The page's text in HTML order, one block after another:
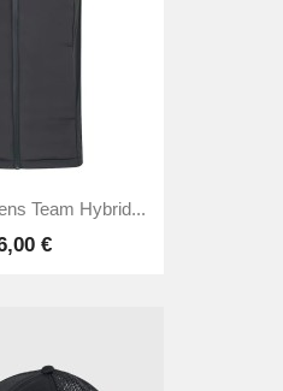
Team Hybrid...
€